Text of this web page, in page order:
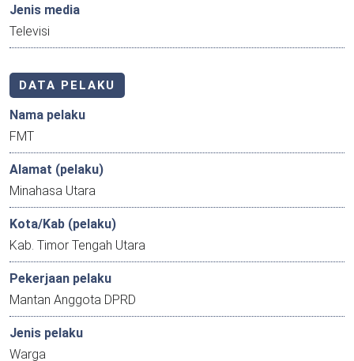
Jenis media
Televisi
DATA PELAKU
Nama pelaku
FMT
Alamat (pelaku)
Minahasa Utara
Kota/Kab (pelaku)
Kab. Timor Tengah Utara
Pekerjaan pelaku
Mantan Anggota DPRD
Jenis pelaku
Warga